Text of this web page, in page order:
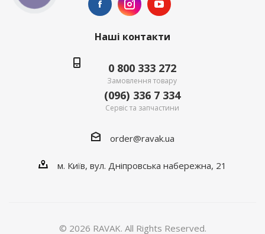
Наші контакти
0 800 333 272
Замовлення товару
(096) 336 7 334
Сервіс та запчастини
order@ravak.ua
м. Київ, вул. Дніпровська набережна, 21
© 2026 RAVAK. All Rights Reserved.